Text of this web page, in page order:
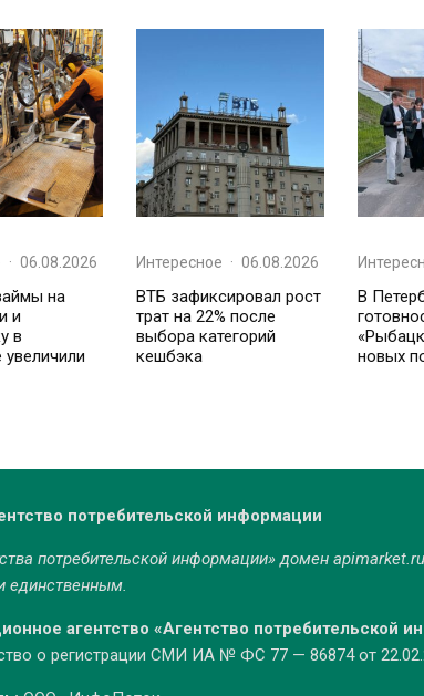
· 06.08.2026
на
и
в
увеличили
Интересное · 06.08.2026
ВТБ зафиксировал рост
трат на 22% после
выбора категорий
кешбэка
В
новых
потребительской информации
потребительской информации» домен apimarket.ru
единственным.
агентство «Агентство потребительской
о регистрации СМИ ИА № ФС 77 — 86874 от